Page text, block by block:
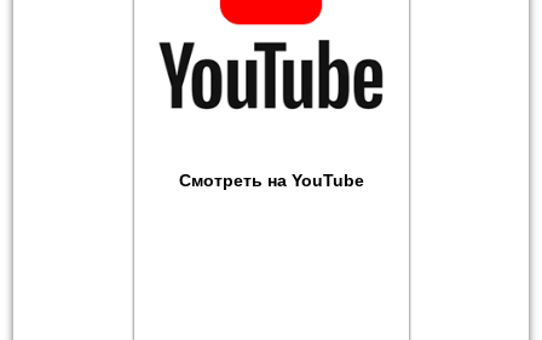
Смотреть на YouTube